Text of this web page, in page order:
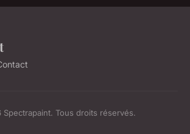
Tous droits réservés.